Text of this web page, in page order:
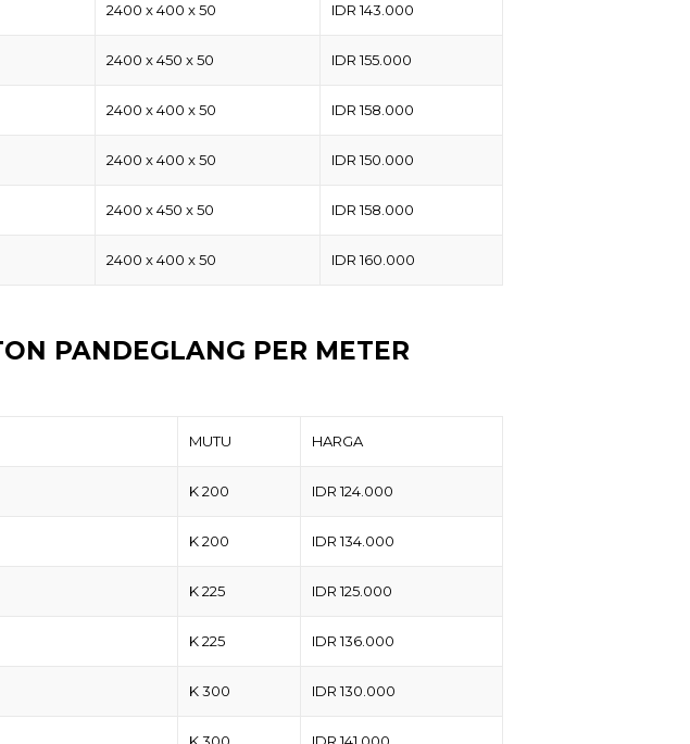
2400 x 400 x 50 IDR 143.000
2400 x 450 x 50 IDR 155.000
2400 x 400 x 50 IDR 158.000
2400 x 400 x 50 IDR 150.000
2400 x 450 x 50 IDR 158.000
2400 x 400 x 50 IDR 160.000
PANDEGLANG PER METER
MUTU HARGA
K 200 IDR 124.000
K 200 IDR 134.000
K 225 IDR 125.000
K 225 IDR 136.000
K 300 IDR 130.000